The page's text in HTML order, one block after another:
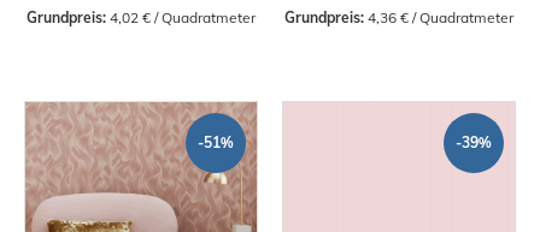
Grundpreis: 4,02 € / Quadratmeter Grundpreis: 4,36 € / Quadratmeter
-51% -39%